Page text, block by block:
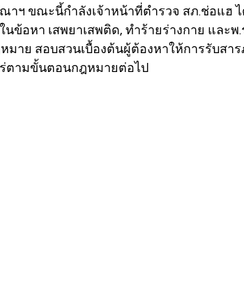
าฯ ขณะนี้กำลังเจ้าหน้าที่ตำรวจ สภ.ช่อแฮ
นข้อหา เสพยาเสพติด, ทำร้ายร่างกาย และ
มาย สอบสวนเบื้องต้นผู้ต้องหาให้การรับสา
ตามขั้นตอนกฎหมายต่อไป